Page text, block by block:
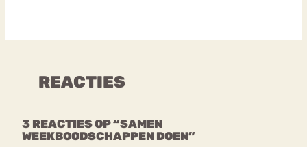
REACTIES
3 REACTIES OP “SAMEN
WEEKBOODSCHAPPEN DOEN”